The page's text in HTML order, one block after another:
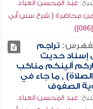
عبد المحسن العباد
محاضرة ( شرح سنن أبي
تراجم
إسناد حديث
ألينكم مناكب
, ما جاء في
الصفوف
عبد المحسن العباد